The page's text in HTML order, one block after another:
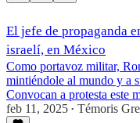
El jefe de propaganda
israelí, en México
Como portavoz militar,
mintiéndole al mundo y a
Convocan a protesta este
feb 11, 2025 • Témoris